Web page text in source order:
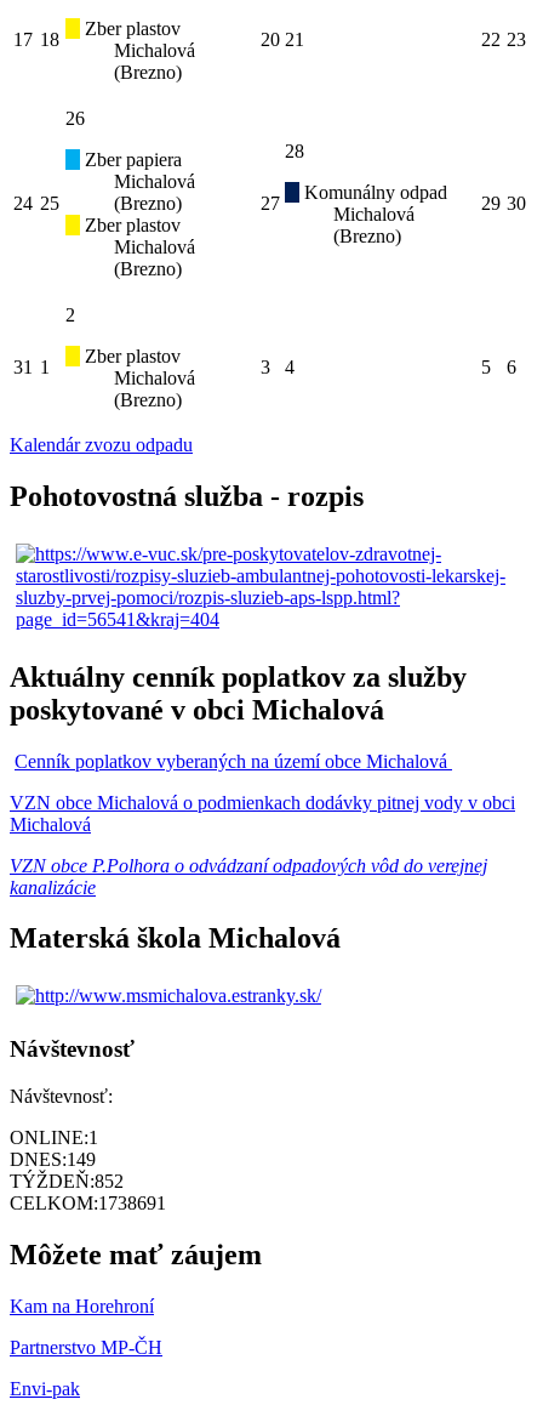
17 18
Zber plastov
Michalová
(Brezno)
20 21 22 23
24 25
26
Zber papiera
Michalová
(Brezno)
Zber plastov
Michalová
(Brezno)
27
28
Komunálny odpad
Michalová
(Brezno)
29 30
31 1
2
Zber plastov
Michalová
(Brezno)
3 4 5 6
Kalendár zvozu odpadu
Pohotovostná služba - rozpis
Aktuálny cenník poplatkov za služby
poskytované v obci Michalová
Cenník poplatkov vyberaných na území obce Michalová
VZN obce Michalová o podmienkach dodávky pitnej vody v obci
Michalová
VZN obce P.Polhora o odvádzaní odpadových vôd do verejnej
kanalizácie
Materská škola Michalová
Návštevnosť
Návštevnosť:
ONLINE:1
DNES:149
TÝŽDEŇ:852
CELKOM:1738691
Môžete mať záujem
Kam na Horehroní
Partnerstvo MP-ČH
Envi-pak